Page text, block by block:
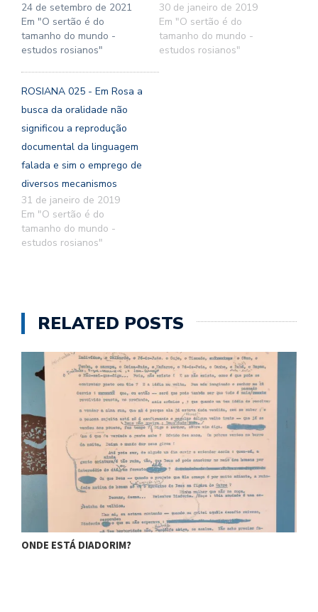
24 de setembro de 2021
Em "O sertão é do
tamanho do mundo -
estudos rosianos"
30 de janeiro de 2019
Em "O sertão é do
tamanho do mundo -
estudos rosianos"
ROSIANA 025 - Em Rosa a
busca da oralidade não
significou a reprodução
documental da linguagem
falada e sim o emprego de
diversos mecanismos
31 de janeiro de 2019
Em "O sertão é do
tamanho do mundo -
estudos rosianos"
RELATED POSTS